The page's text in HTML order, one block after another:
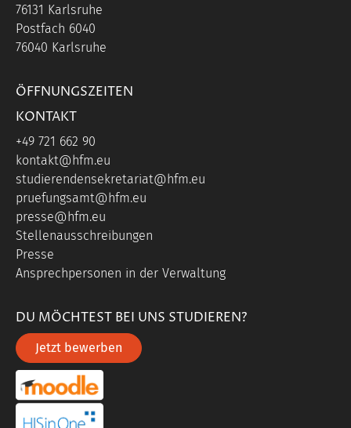
76131 Karlsruhe
Postfach 6040
76040 Karlsruhe
ÖFFNUNGSZEITEN
KONTAKT
+49 721 662 90
kontakt@hfm.eu
studierendensekretariat@hfm.eu
pruefungsamt@hfm.eu
presse@hfm.eu
Stellenausschreibungen
Presse
Ansprechpersonen in der Verwaltung
DU MÖCHTEST BEI UNS STUDIEREN?
Jetzt bewerben
portal link moddle
portal link hisinone